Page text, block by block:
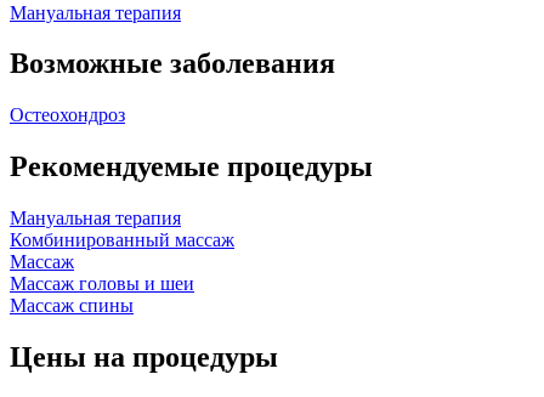
Мануальная терапия
Возможные заболевания
Остеохондроз
Рекомендуемые процедуры
Мануальная терапия
Комбинированный массаж
Массаж
Массаж головы и шеи
Массаж спины
Цены на процедуры